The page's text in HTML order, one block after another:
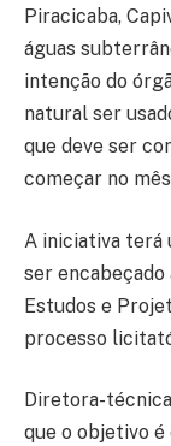
Piracicaba,
águas
intenção do
natural ser
que deve ser
começar no
A iniciativa terá
ser
Estudos e
processo
Diretora-
que o objetivo é